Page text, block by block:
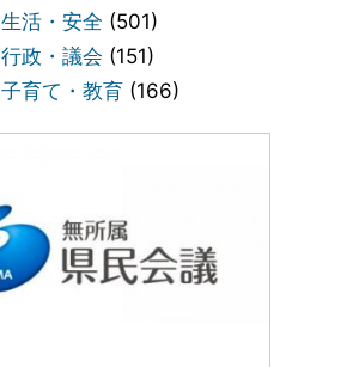
生活・安全 (501)
行政・議会 (151)
子育て・教育 (166)